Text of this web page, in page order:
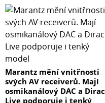
Marantz mění vnitřnosti
svých AV receiverů. Mají
osmikanálový DAC a Dirac
Live podporuje i tenký